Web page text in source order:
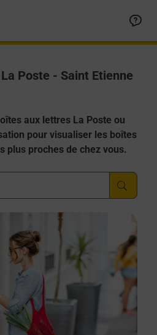
Poste - Saint Etienne
aux lettres La Poste ou
pour visualiser les boîtes
plus proches de chez vous.
Postal